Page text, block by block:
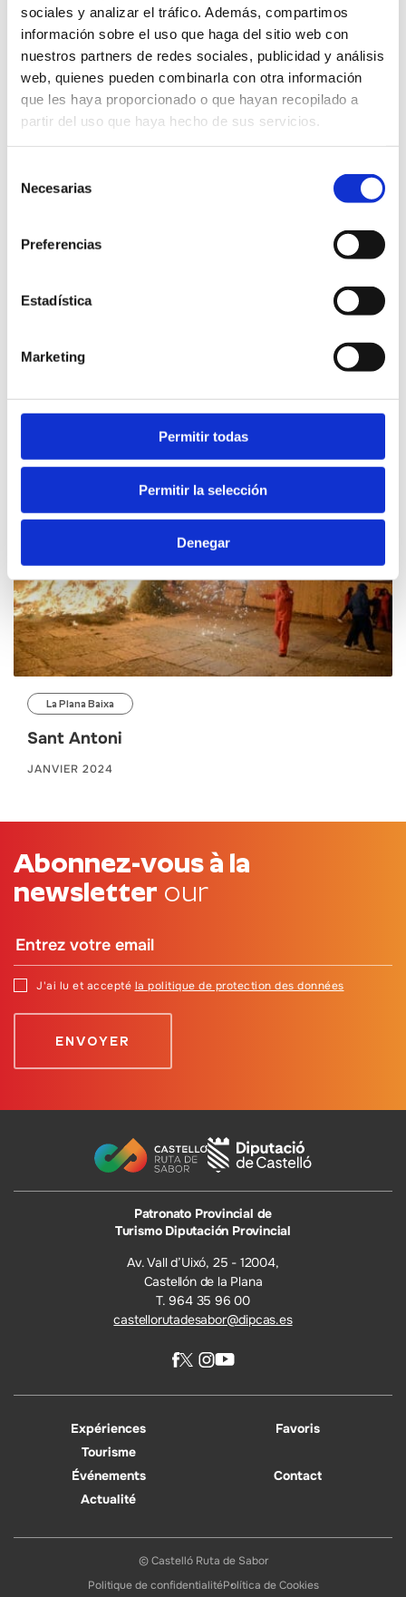
sociales y analizar el tráfico. Además, compartimos
información sobre el uso que haga del sitio web con
nuestros partners de redes sociales, publicidad y análisis
web, quienes pueden combinarla con otra información
que les haya proporcionado o que hayan recopilado a
partir del uso que haya hecho de sus servicios.
Necesarias
Preferencias
Estadística
Marketing
Permitir todas
Permitir la selección
Denegar
AVRIL 2024
La Plana Baixa
Sant Antoni
JANVIER 2024
Abonnez-vous à la
newsletter our
J'ai lu et accepté la politique de protection des données
Patronato Provincial de
Turismo Diputación Provincial
Av. Vall d’Uixó, 25 - 12004,
Castellón de la Plana
T. 964 35 96 00
castellorutadesabor@dipcas.es
Expériences
Tourisme
Événements
Actualité
Favoris
Contact
© Castelló Ruta de Sabor
Politique de confidentialitéPolítica de Cookies